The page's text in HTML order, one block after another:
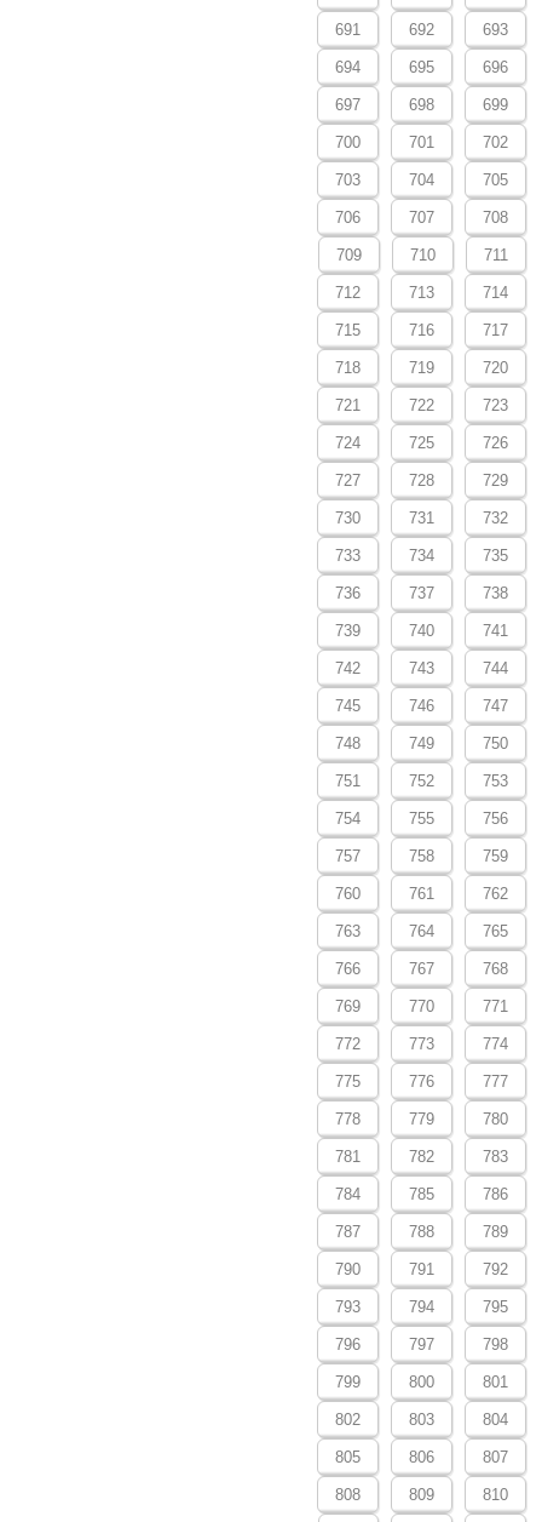
691 692 693
694 695 696
697 698 699
700 701 702
703 704 705
706 707 708
709 710 711
712 713 714
715 716 717
718 719 720
721 722 723
724 725 726
727 728 729
730 731 732
733 734 735
736 737 738
739 740 741
742 743 744
745 746 747
748 749 750
751 752 753
754 755 756
757 758 759
760 761 762
763 764 765
766 767 768
769 770 771
772 773 774
775 776 777
778 779 780
781 782 783
784 785 786
787 788 789
790 791 792
793 794 795
796 797 798
799 800 801
802 803 804
805 806 807
808 809 810